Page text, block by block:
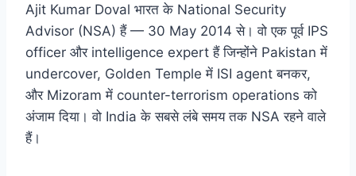
Ajit Kumar Doval भारत के National Security
Advisor (NSA) हैं — 30 May 2014 से। वो एक पूर्व IPS
officer और intelligence expert हैं जिन्होंने Pakistan में
undercover, Golden Temple में ISI agent बनकर,
और Mizoram में counter-terrorism operations को
अंजाम दिया। वो India के सबसे लंबे समय तक NSA रहने वाले
हैं।